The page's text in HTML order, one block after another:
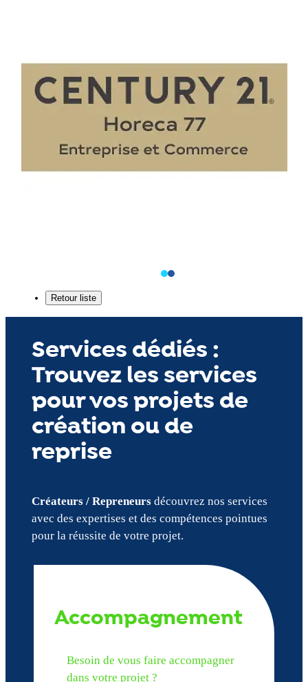
Services dédiés :
Trouvez les services
pour vos projets de
création ou de
reprise
Créateurs / Repreneursdécouvrez nos services
avec des expertises et des compétences pointues
pour la réussite de votre projet.
Accompagnement
Besoin de vous faire accompagner
dans votre projet ?